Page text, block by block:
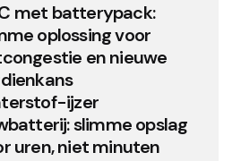
met batterypack:
oplossing voor
en nieuwe
ijzer
slimme opslag
uren, niet minuten